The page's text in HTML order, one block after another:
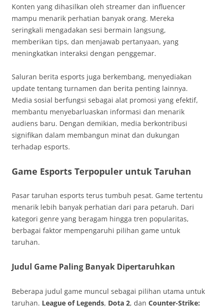
Konten yang dihasilkan oleh streamer dan influencer
mampu menarik perhatian banyak orang. Mereka
seringkali mengadakan sesi bermain langsung,
memberikan tips, dan menjawab pertanyaan, yang
meningkatkan interaksi dengan penggemar.
Saluran berita esports juga berkembang, menyediakan
update tentang turnamen dan berita penting lainnya.
Media sosial berfungsi sebagai alat promosi yang efektif,
membantu menyebarluaskan informasi dan menarik
audiens baru. Dengan demikian, media berkontribusi
signifikan dalam membangun minat dan dukungan
terhadap esports.
Game Esports Terpopuler untuk Taruhan
Pasar taruhan esports terus tumbuh pesat. Game tertentu
menarik lebih banyak perhatian dari para petaruh. Dari
kategori genre yang beragam hingga tren popularitas,
berbagai faktor mempengaruhi pilihan game untuk
taruhan.
Judul Game Paling Banyak Dipertaruhkan
Beberapa judul game muncul sebagai pilihan utama untuk
taruhan. League of Legends, Dota 2, dan Counter-Strike: